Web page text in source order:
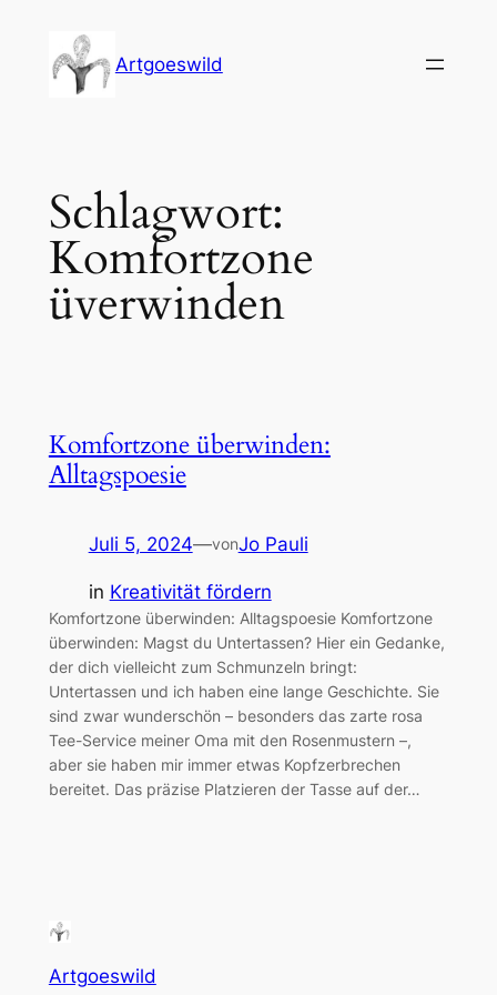
springen
Artgoeswild
Schlagwort:
Komfortzone
üverwinden
Komfortzone überwinden:
Alltagspoesie
Juli 5, 2024—vonJo Pauli
in Kreativität fördern
Komfortzone überwinden: Alltagspoesie Komfortzone
überwinden: Magst du Untertassen? Hier ein Gedanke,
der dich vielleicht zum Schmunzeln bringt:
Untertassen und ich haben eine lange Geschichte. Sie
sind zwar wunderschön – besonders das zarte rosa
Tee-Service meiner Oma mit den Rosenmustern –,
aber sie haben mir immer etwas Kopfzerbrechen
bereitet. Das präzise Platzieren der Tasse auf der…
Artgoeswild